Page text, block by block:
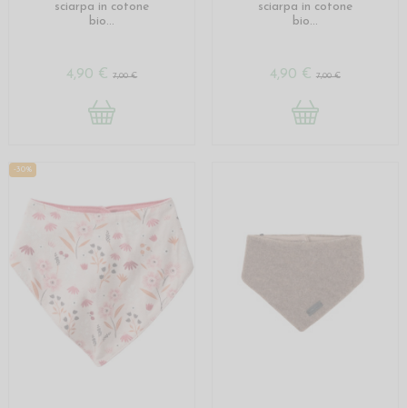
sciarpa in cotone
bio...
4,90 €7,00 €
sciarpa in cotone
bio...
4,90 € 7,00 €
-30%